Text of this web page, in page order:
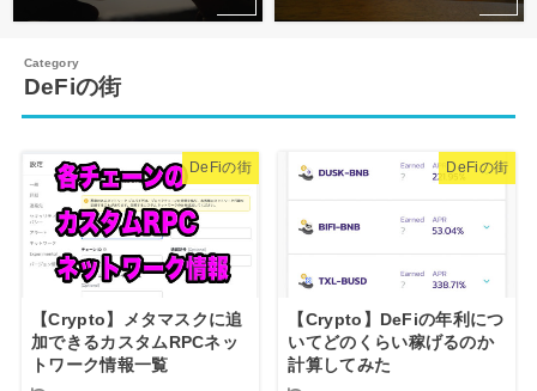
DeFiの街
DeFiの街
【Crypto】メタマスクに追
加できるカスタムRPCネッ
トワーク情報一覧
DeFiの街
【Crypto】DeFiの年利につ
いてどのくらい稼げるのか
計算してみた